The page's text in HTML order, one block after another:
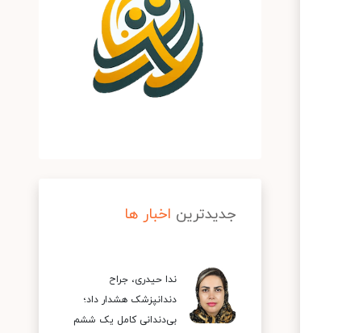
جدیدترین اخبار ها
ندا حیدری، جراح
دندانپزشک هشدار داد؛
بی‌دندانی کامل یک ششم